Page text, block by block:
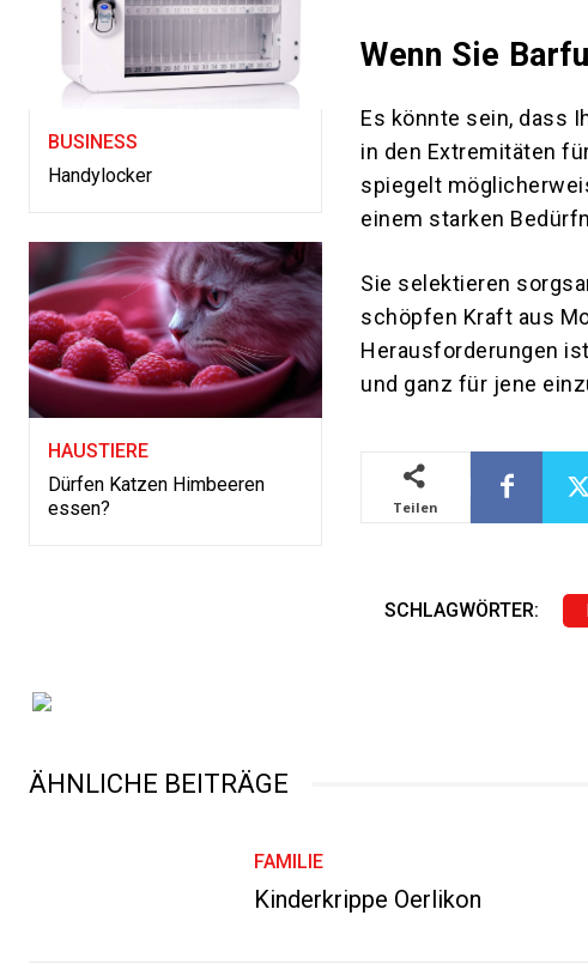
BUSINESS
Handylocker
HAUSTIERE
Dürfen Katzen Himbeeren
essen?
Wenn Sie
Es könnte sein, dass
in den Extremitäten
spiegelt
einem starken
Sie selektieren
schöpfen Kraft aus
Herausforderungen
und ganz für jene
Teilen
SCHLAGWÖRTER:
ÄHNLICHE BEITRÄGE
FAMILIE
Kinderkrippe Oerlikon